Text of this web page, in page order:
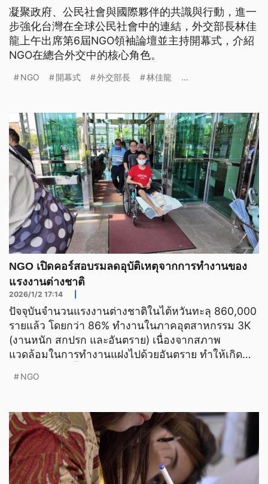
凝聚政府、公民社會與國際夥伴的共識與行動，進一
步強化台灣在全球公民社會中的連結，外交部長林佳
龍上午出席第6屆NGO領袖論壇並主持開幕式，介紹
NGO在總合外交中的核心角色。
NGO 開幕式 外交部長 林佳龍 ...
NGO เปิดคอร์สอบรมลดอุบัติเหตุจากการทำงานของ
แรงงานต่างชาติ
2026/1/2 17:14
ปัจจุบันจำนวนแรงงานต่างชาติในไต้หวันทะลุ 860,000
รายแล้ว โดยกว่า 86% ทำงานในภาคอุตสาหกรรม 3K
(งานหนัก สกปรก และอันตราย) เนื่องจากสภาพ
แวดล้อมในการทำงานแฝงไปด้วยอันตราย ทำให้เกิด
NGO